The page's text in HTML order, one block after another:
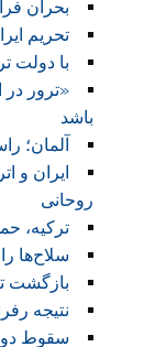
بحران
تحریم
با دولت
«ترور در
باشد
آلمان؛
ایران و
روحانی
ترکیه،
سلاح‌ها
بازگشت
نتیجه
سقوط